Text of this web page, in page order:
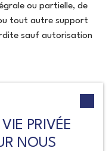
ou partielle, de
tout autre support
sauf autorisation
externes,
Ces
approbation ou un
PRIVÉE
NOUS